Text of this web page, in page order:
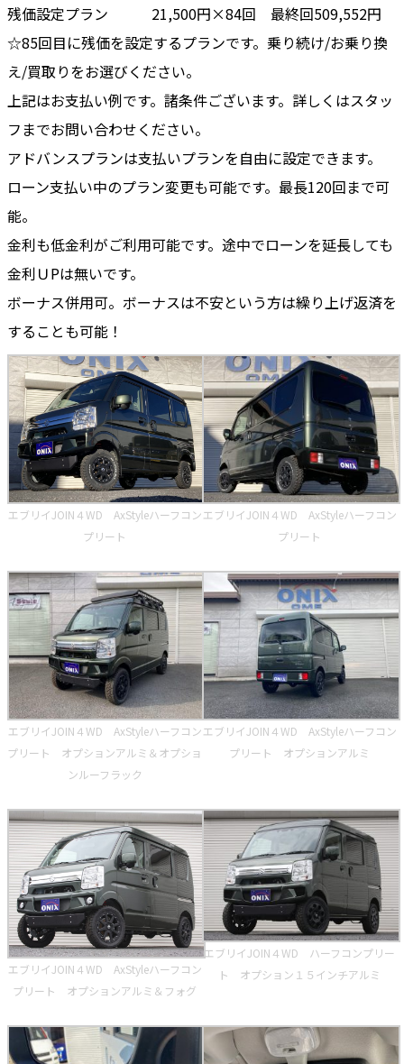
残価設定プラン 21,500円×84回 最終回509,552円
☆85回目に残価を設定するプランです。乗り続け/お乗り換
え/買取りをお選びください。
上記はお支払い例です。諸条件ございます。詳しくはスタッ
フまでお問い合わせください。
アドバンスプランは支払いプランを自由に設定できます。
ローン支払い中のプラン変更も可能です。最長120回まで可
能。
金利も低金利がご利用可能です。途中でローンを延長しても
金利ＵPは無いです。
ボーナス併用可。ボーナスは不安という方は繰り上げ返済を
することも可能！
エブリイJOIN４WD AxStyleハーフコン
プリート
エブリイJOIN４WD AxStyleハーフコン
プリート
エブリイJOIN４WD AxStyleハーフコン
プリート オプションアルミ＆オプショ
ンルーフラック
エブリイJOIN４WD AxStyleハーフコン
プリート オプションアルミ
エブリイJOIN４WD AxStyleハーフコン
プリート オプションアルミ＆フォグ
エブリイJOIN４WD ハーフコンプリー
ト オプション１５インチアルミ